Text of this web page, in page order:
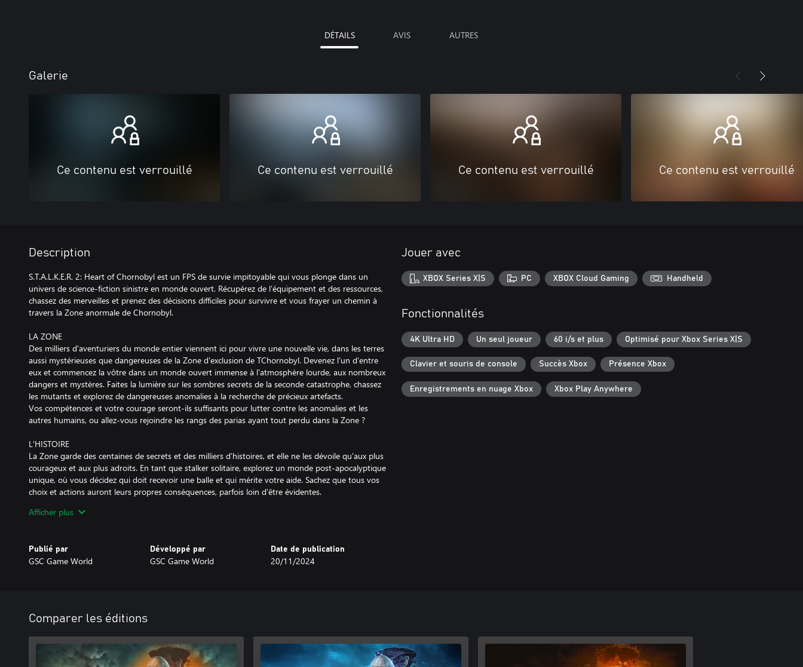
DÉTAILS AVIS AUTRES
Galerie
Ce contenu est verrouillé Ce contenu est verrouillé Ce contenu est verrouillé Ce contenu est verrouillé
Description
S.T.A.L.K.E.R. 2: Heart of Chornobyl est un FPS de survie impitoyable qui vous plonge dans un
univers de science-fiction sinistre en monde ouvert. Récupérez de l’équipement et des ressources,
chassez des merveilles et prenez des décisions difficiles pour survivre et vous frayer un chemin à
travers la Zone anormale de Chornobyl.
LA ZONE
Des milliers d'aventuriers du monde entier viennent ici pour vivre une nouvelle vie, dans les terres
aussi mystérieuses que dangereuses de la Zone d'exclusion de TChornobyl. Devenez l'un d'entre
eux et commencez la vôtre dans un monde ouvert immense à l'atmosphère lourde, aux nombreux
dangers et mystères. Faites la lumière sur les sombres secrets de la seconde catastrophe, chassez
les mutants et explorez de dangereuses anomalies à la recherche de précieux artefacts.
Vos compétences et votre courage seront-ils suffisants pour lutter contre les anomalies et les
autres humains, ou allez-vous rejoindre les rangs des parias ayant tout perdu dans la Zone ?
L'HISTOIRE
La Zone garde des centaines de secrets et des milliers d'histoires, et elle ne les dévoile qu'aux plus
courageux et aux plus adroits. En tant que stalker solitaire, explorez un monde post-apocalyptique
unique, où vous décidez qui doit recevoir une balle et qui mérite votre aide. Sachez que tous vos
choix et actions auront leurs propres conséquences, parfois loin d'être évidentes.
camp des stalkers. Ou vous pouvez effectuer des missions difficiles, mais rentables pour le compte
LES DANGERS
Bandits, mercenaires, forces officielles, stalkers solitaires, factions diverses et mutants... Le monde de
lors d'un combat.
Il n'y a aucun endroit où vous serez en sécurité, car votre principal ennemi est la Zone elle-même.
Elle mettra au défi toutes vos compétences et votre courage au moment les plus inattendus.
L'ACTION
Afficher plus
Publié par
GSC Game World
Développé par
GSC Game World
Date de publication
20/11/2024
Jouer avec
XBOX Series X|S PC XBOX Cloud Gaming Handheld
Fonctionnalités
4K Ultra HD Un seul joueur 60 i/s et plus Optimisé pour Xbox Series X|S
Clavier et souris de console Succès Xbox Présence Xbox
Enregistrements en nuage Xbox Xbox Play Anywhere
Comparer les éditions